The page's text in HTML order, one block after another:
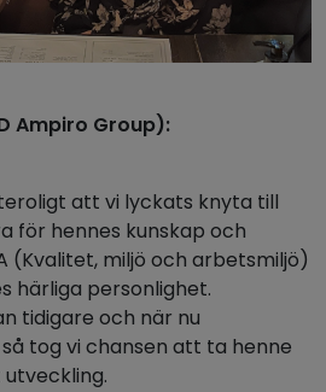
Ampiro Group):
att vi lyckats knyta till
för hennes kunskap och
(Kvalitet, miljö och arbetsmiljö)
härliga personlighet.
tidigare och när nu
tog vi chansen att ta henne